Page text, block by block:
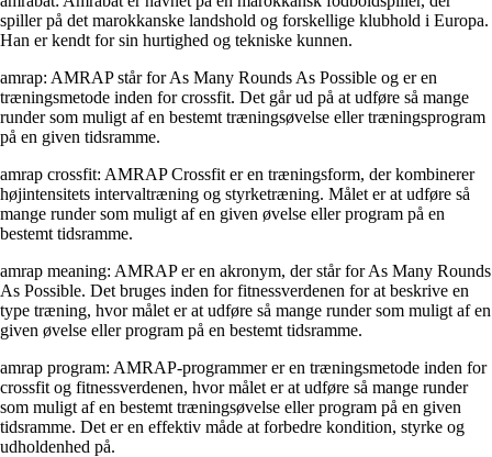
spiller på det marokkanske landshold og forskellige klubhold i Europa.
Han er kendt for sin hurtighed og tekniske kunnen.
amrap: AMRAP står for As Many Rounds As Possible og er en
træningsmetode inden for crossfit. Det går ud på at udføre så mange
runder som muligt af en bestemt træningsøvelse eller træningsprogram
på en given tidsramme.
amrap crossfit: AMRAP Crossfit er en træningsform, der kombinerer
højintensitets intervaltræning og styrketræning. Målet er at udføre så
mange runder som muligt af en given øvelse eller program på en
bestemt tidsramme.
amrap meaning: AMRAP er en akronym, der står for As Many Rounds
As Possible. Det bruges inden for fitnessverdenen for at beskrive en
type træning, hvor målet er at udføre så mange runder som muligt af en
given øvelse eller program på en bestemt tidsramme.
amrap program: AMRAP-programmer er en træningsmetode inden for
crossfit og fitnessverdenen, hvor målet er at udføre så mange runder
som muligt af en bestemt træningsøvelse eller program på en given
tidsramme. Det er en effektiv måde at forbedre kondition, styrke og
udholdenhed på.